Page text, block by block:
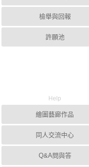
檢舉與回報
許願池
Help
繪圖藝廊作品
同人交流中心
Q&A問與答